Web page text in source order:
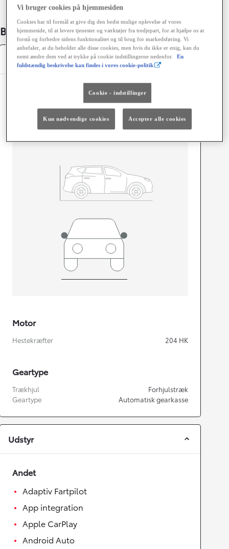
Bildetaljer
Specifikationer
Dimensioner og mål
5
5
Motor
Hestekræfter 204 HK
Geartype
Trækhjul
Forhjulstræk
Geartype
Automatisk gearkasse
Udstyr
Andet
Adaptiv Fartpilot
App integration
Apple CarPlay
Android Auto
Vi bruger cookies på hjemmesiden
Cookies har til formål at give dig den bedst mulige oplevelse af vores
hjemmeside, til at levere tjenester og værktøjer fra tredjepart, for at hjælpe os at
forstå og forbedre sidens funktionalitet og til brug for markedsføring. Vi
anbefaler, at du beholder alle disse cookies, men hvis du ikke er enig, kan du
nemt ændre dem ved at trykke på cookie indstillingerne nedenfor.
En
fuldstændig beskrivelse kan findes i vores cookie-politik
Cookie - indstillinger
Kun nødvendige cookies Accepter alle cookies